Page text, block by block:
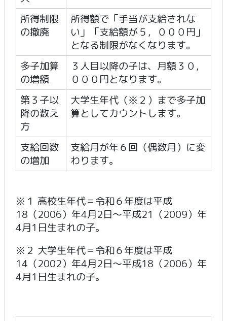
所得制限
の撤廃
所得額で「手当が支給されな
い」「支給額が５，０００円」
となる制限がなくなります。
多子加算
の増額
３人目以降の子は、月額３０，
０００円となります。
第３子以
降の数え
方
大学生年代（※２）まで多子加
算としてカウントします。
支給回数
の増加
支給月が年６回（偶数月）に変
わります。
※１ 高校生年代＝令和６年度は平成
18（2006）年4月2日～平成21（2009）年
4月1日生まれの子。
※２ 大学生年代＝令和６年度は平成
14（2002）年4月2日～平成18（2006）年
4月1日生まれの子。